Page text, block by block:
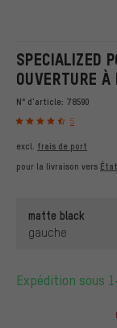
SPECIALIZED
OUVERTURE
N° d'article: 78590
5
excl. frais de port
pour la livraison vers
matte black
gauche
Expédition sous